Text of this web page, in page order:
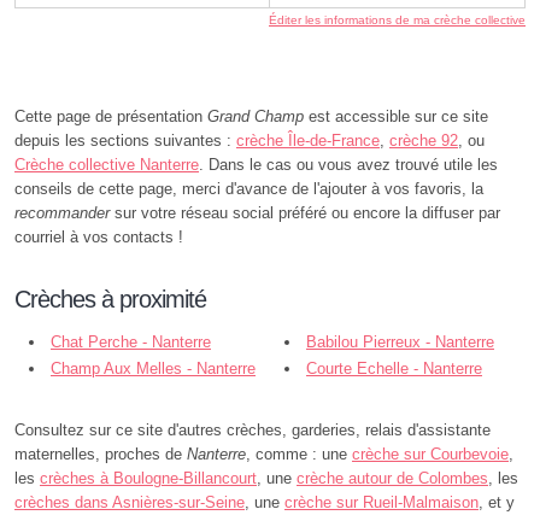
Éditer les informations de ma crèche collective
Cette page de présentation Grand Champ est accessible sur ce site
depuis les sections suivantes : crèche Île-de-France, crèche 92, ou
Crèche collective Nanterre. Dans le cas ou vous avez trouvé utile les
conseils de cette page, merci d'avance de l'ajouter à vos favoris, la
recommandersur votre réseau social préféré ou encore la diffuser par
courriel à vos contacts !
Crèches à proximité
Chat Perche - Nanterre
Babilou Pierreux - Nanterre
Champ Aux Melles - Nanterre
Courte Echelle - Nanterre
Consultez sur ce site d'autres crèches, garderies, relais d'assistante
maternelles, proches de Nanterre, comme : une crèche sur Courbevoie,
les crèches à Boulogne-Billancourt, une crèche autour de Colombes, les
crèches dans Asnières-sur-Seine, une crèche sur Rueil-Malmaison, et y